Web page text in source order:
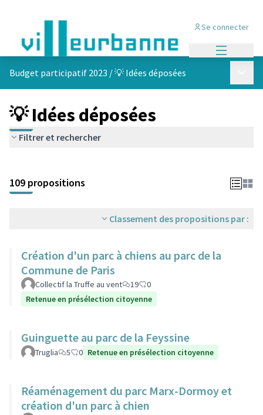
Se connecter
Budget participatif 2023 /💡 Idées déposées
💡 Idées déposées
Filtrer et rechercher
+
−
109 propositions
Classement des propositions par :
Création d'un parc à chiens au parc de la
Commune de Paris
Collectif la Truffe au vent 19
0
Retenue en présélection citoyenne
Guinguette au parc de la Feyssine
Truglia 5 0 Retenue en présélection citoyenne
Réaménagement du parc Marx-Dormoy et
création d'un parc à chien